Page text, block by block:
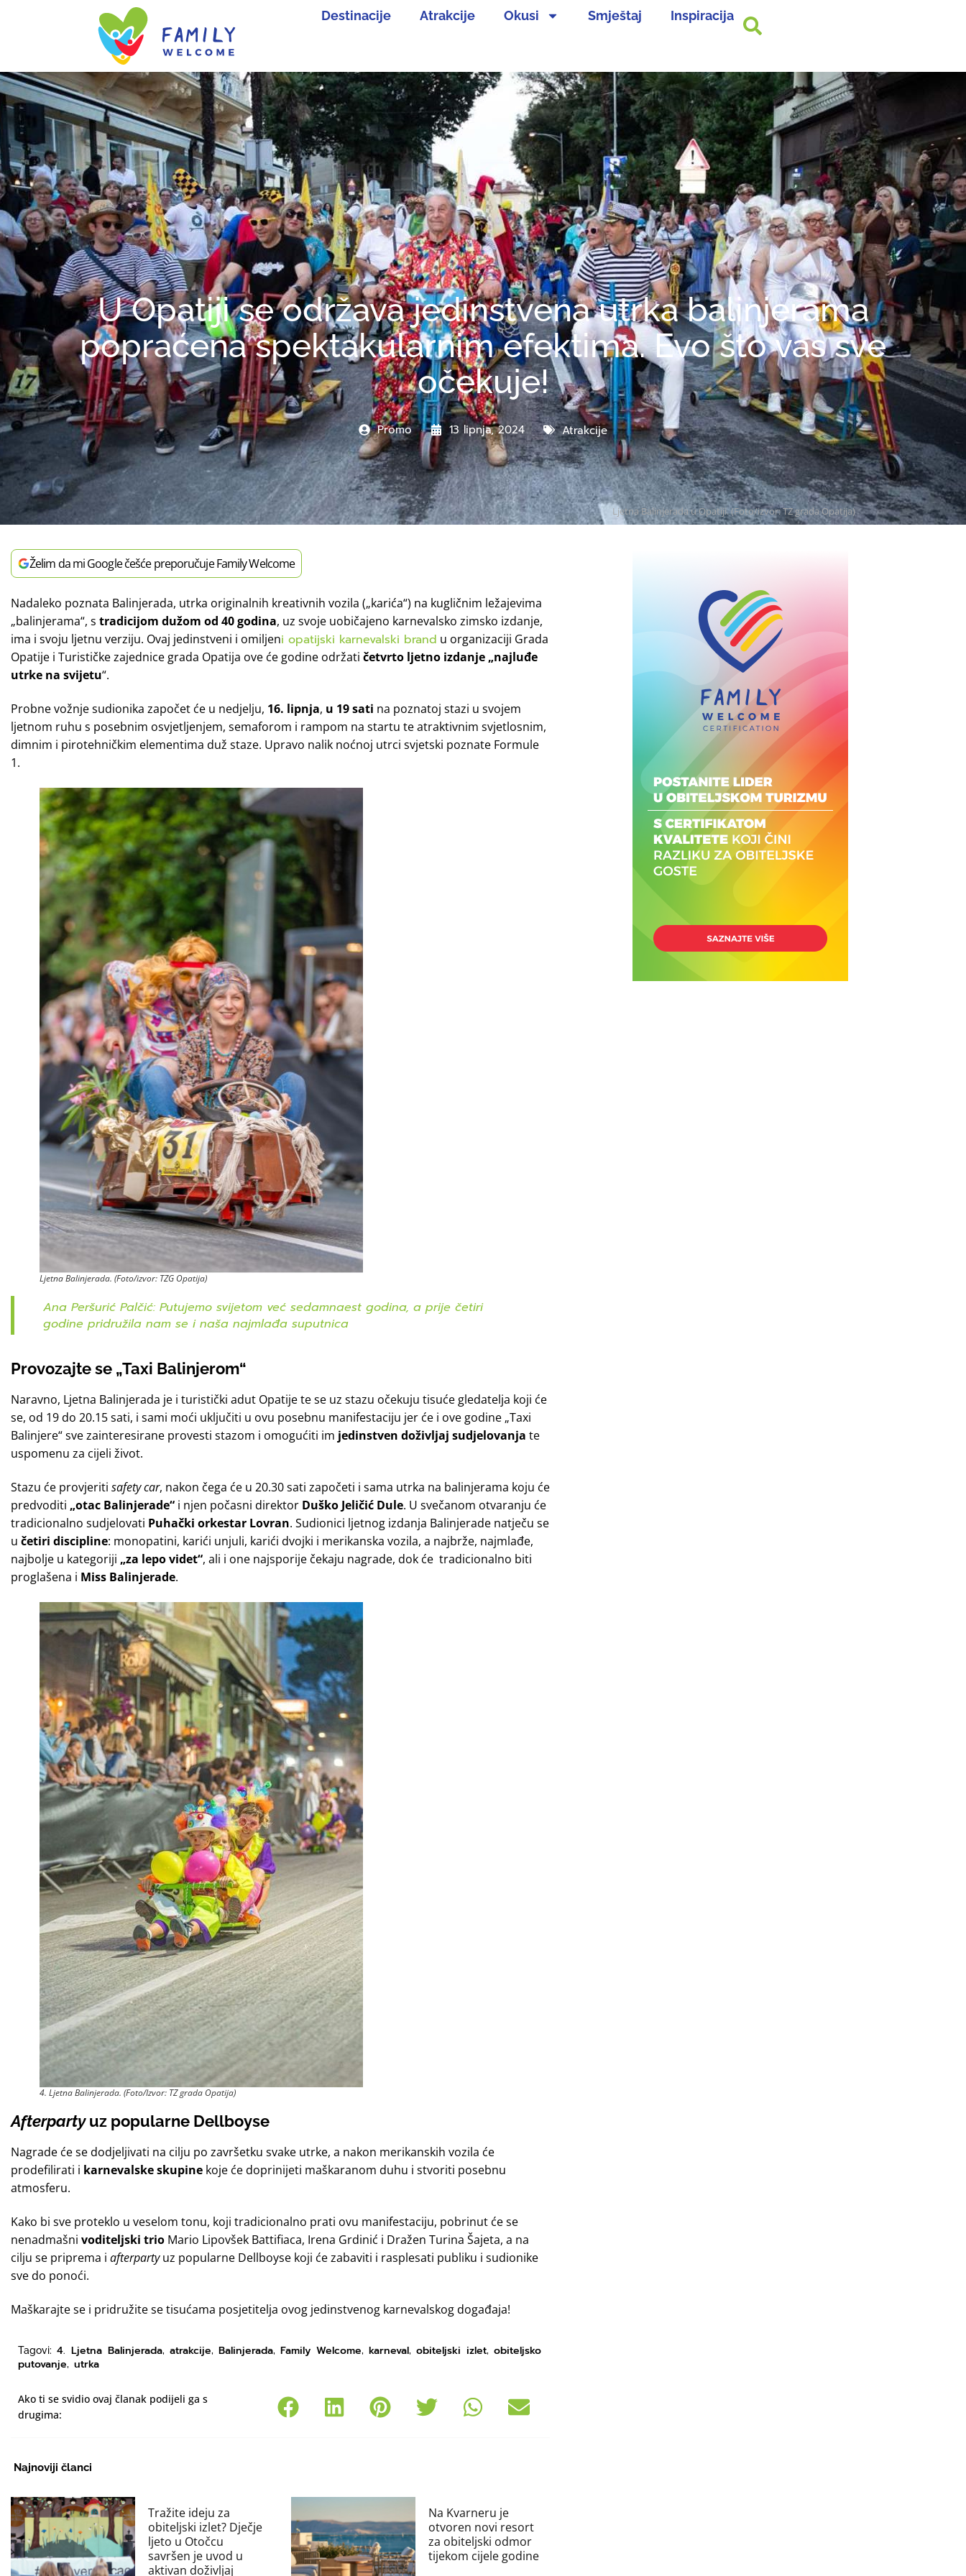
Destinacije Atrakcije Okusi Smještaj Inspiracija
U Opatiji se održava jedinstvena utrka balinjerama
popraćena spektakularnim efektima. Evo što vas sve
očekuje!
Promo 13 lipnja, 2024 Atrakcije
Ljetna Balinjerada u Opatiji. (Foto/izvor: TZ grada Opatija)
Želim da mi Google češće preporučuje Family Welcome
Nadaleko poznata Balinjerada, utrka originalnih kreativnih vozila („karića“) na kugličnim ležajevima
„balinjerama“, s tradicijom dužom od 40 godina, uz svoje uobičajeno karnevalsko zimsko izdanje,
ima i svoju ljetnu verziju. Ovaj jedinstveni i omiljeni opatijski karnevalski brand u organizaciji Grada
Opatije i Turističke zajednice grada Opatija ove će godine održati četvrto ljetno izdanje „najluđe
utrke na svijetu“.
Probne vožnje sudionika započet će u nedjelju, 16. lipnja, u 19 sati na poznatoj stazi u svojem
ljetnom ruhu s posebnim osvjetljenjem, semaforom i rampom na startu te atraktivnim svjetlosnim,
dimnim i pirotehničkim elementima duž staze. Upravo nalik noćnoj utrci svjetski poznate Formule
1.
Ljetna Balinjerada. (Foto/izvor: TZG Opatija)
Ana Peršurić Palčić: Putujemo svijetom već sedamnaest godina, a prije četiri
godine pridružila nam se i naša najmlađa suputnica
Provozajte se „Taxi Balinjerom“
Naravno, Ljetna Balinjerada je i turistički adut Opatije te se uz stazu očekuju tisuće gledatelja koji će
se, od 19 do 20.15 sati, i sami moći uključiti u ovu posebnu manifestaciju jer će i ove godine „Taxi
Balinjere“ sve zainteresirane provesti stazom i omogućiti im jedinstven doživljaj sudjelovanja te
uspomenu za cijeli život.
Stazu će provjeriti safety car, nakon čega će u 20.30 sati započeti i sama utrka na balinjerama koju će
predvoditi „otac Balinjerade“ i njen počasni direktor Duško Jeličić Dule. U svečanom otvaranju će
tradicionalno sudjelovati Puhački orkestar Lovran. Sudionici ljetnog izdanja Balinjerade natječu se
u četiri discipline: monopatini, karići unjuli, karići dvojki i merikanska vozila, a najbrže, najmlađe,
najbolje u kategoriji „za lepo videt“, ali i one najsporije čekaju nagrade, dok će tradicionalno biti
proglašena i Miss Balinjerade.
4. Ljetna Balinjerada. (Foto/Izvor: TZ grada Opatija)
Afterpartyuz popularne Dellboyse
Nagrade će se dodjeljivati na cilju po završetku svake utrke, a nakon merikanskih vozila će
prodefilirati i karnevalske skupine koje će doprinijeti maškaranom duhu i stvoriti posebnu
atmosferu.
Kako bi sve proteklo u veselom tonu, koji tradicionalno prati ovu manifestaciju, pobrinut će se
nenadmašni voditeljski trio Mario Lipovšek Battifiaca, Irena Grdinić i Dražen Turina Šajeta, a na
cilju se priprema i afterpartyuz popularne Dellboyse koji će zabaviti i rasplesati publiku i sudionike
sve do ponoći.
Maškarajte se i pridružite se tisućama posjetitelja ovog jedinstvenog karnevalskog događaja!
Tagovi: 4. Ljetna Balinjerada, atrakcije, Balinjerada, Family Welcome, karneval, obiteljski izlet, obiteljsko
putovanje, utrka
Ako ti se svidio ovaj članak podijeli ga s
drugima:
Najnoviji članci
Tražite ideju za
obiteljski izlet? Dječje
ljeto u Otočcu
savršen je uvod u
aktivan doživljaj
Na Kvarneru je
otvoren novi resort
za obiteljski odmor
tijekom cijele godine